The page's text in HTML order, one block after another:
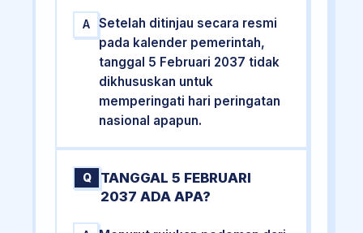
A
Setelah ditinjau secara resmi
pada kalender pemerintah,
tanggal 5 Februari 2037 tidak
dikhususkan untuk
memperingati hari peringatan
nasional apapun.
Q
TANGGAL 5 FEBRUARI
2037 ADA APA?